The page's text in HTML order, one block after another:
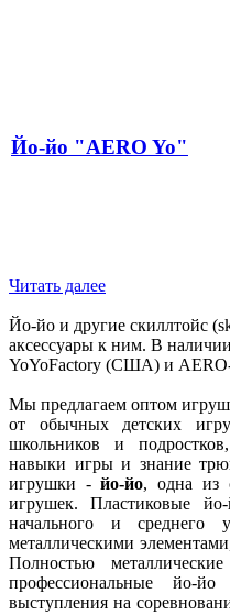
Йо-йо "AERO Yo"
Читать далее
Йо-йо и другие скиллтойс
аксессуары к ним. В
YoYoFactory (США) и
Мы предлагаем оптом
от обычных детских
школьников и
навыки игры и знание
игрушки -йо-йо, одна из
игрушек. Пластиковые
начального и среднего
металлическими
Полностью
профессиональные йо-
выступления на